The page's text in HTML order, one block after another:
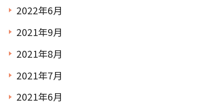
2022年6月
2021年9月
2021年8月
2021年7月
2021年6月